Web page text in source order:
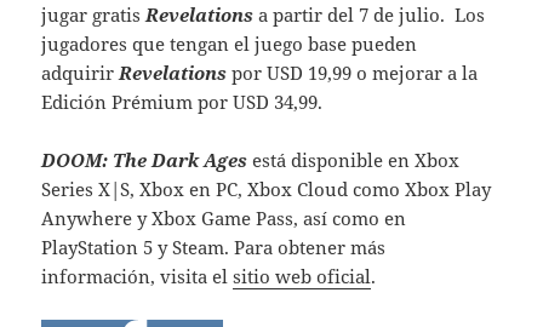
jugar gratis Revelations a partir del 7 de julio. Los
jugadores que tengan el juego base pueden
adquirir Revelations por USD 19,99 o mejorar a la
Edición Prémium por USD 34,99.
DOOM: The Dark Ages está disponible en Xbox
Series X|S, Xbox en PC, Xbox Cloud como Xbox Play
Anywhere y Xbox Game Pass, así como en
PlayStation 5 y Steam. Para obtener más
información, visita elsitio web oficial.